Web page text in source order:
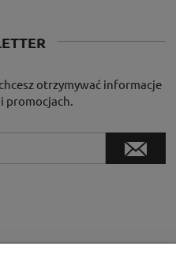
otrzymywać informacje
promocjach.